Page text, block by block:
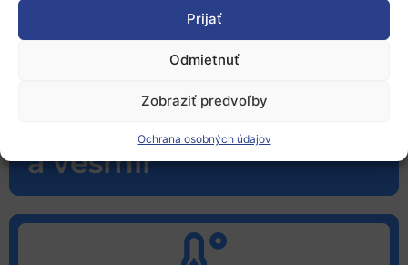
Prijať
Odmietnuť
Zobraziť predvoľby
Ochrana osobných údajov
Digitalizácia, priemysel
a vesmír